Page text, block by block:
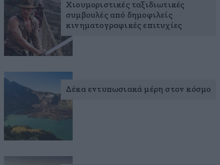
Χιουμοριστικές ταξιδιωτικές
συμβουλές από δημοφιλείς
κινηματογραφικές επιτυχίες
Δέκα εντυπωσιακά μέρη στον κόσμο